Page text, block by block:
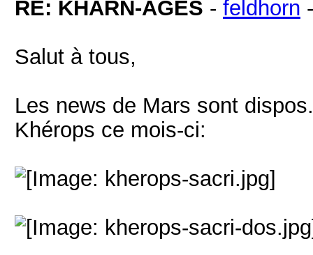
RE: KHÂRN-ÂGES - feldhorn
Salut à tous,
Les news de Mars sont
Khérops ce mois-ci: